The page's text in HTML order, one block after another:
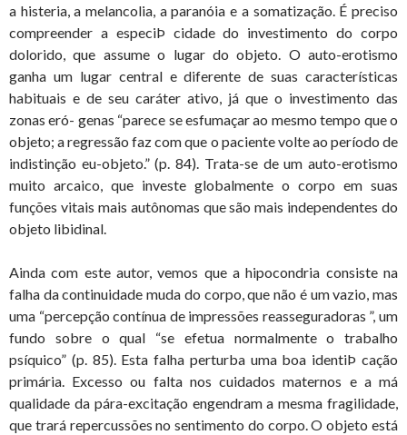
a histeria, a melancolia, a paranóia e a somatização. É preciso
compreender a especiÞ cidade do investimento do corpo
dolorido, que assume o lugar do objeto. O auto-erotismo
ganha um lugar central e diferente de suas características
habituais e de seu caráter ativo, já que o investimento das
zonas eró- genas “parece se esfumaçar ao mesmo tempo que o
objeto; a regressão faz com que o paciente volte ao período de
indistinção eu-objeto.” (p. 84). Trata-se de um auto-erotismo
muito arcaico, que investe globalmente o corpo em suas
funções vitais mais autônomas que são mais independentes do
objeto libidinal.
Ainda com este autor, vemos que a hipocondria consiste na
falha da continuidade muda do corpo, que não é um vazio, mas
uma “percepção contínua de impressões reasseguradoras ”, um
fundo sobre o qual “se efetua normalmente o trabalho
psíquico” (p. 85). Esta falha perturba uma boa identiÞ cação
primária. Excesso ou falta nos cuidados maternos e a má
qualidade da pára-excitação engendram a mesma fragilidade,
que trará repercussões no sentimento do corpo. O objeto está